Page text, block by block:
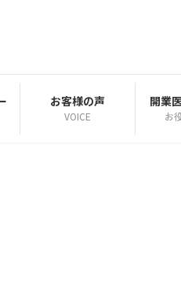
お客様の声
VOICE
開業
お